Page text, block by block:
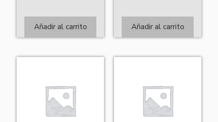
Añadir al carrito Añadir al carrito